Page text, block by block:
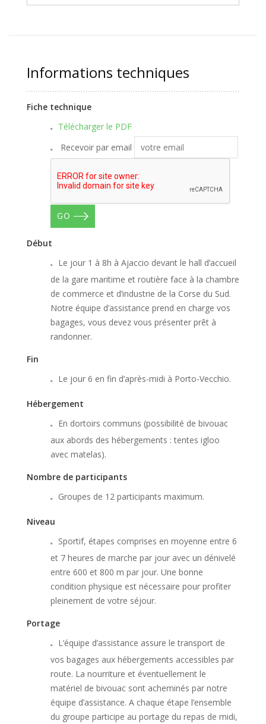
Informations techniques
Fiche technique
Télécharger le PDF
Recevoir par email
GO
Début
Le jour 1 à 8h à Ajaccio devant le hall d’accueil
de la gare maritime et routière face à la chambre
de commerce et d’industrie de la Corse du Sud.
Notre équipe d’assistance prend en charge vos
bagages, vous devez vous présenter prêt à
randonner.
Fin
Le jour 6 en fin d’après-midi à Porto-Vecchio.
Hébergement
En dortoirs communs (possibilité de bivouac
aux abords des hébergements : tentes igloo
avec matelas).
Nombre de participants
Groupes de 12 participants maximum.
Niveau
Sportif, étapes comprises en moyenne entre 6
et 7 heures de marche par jour avec un dénivelé
entre 600 et 800 m par jour. Une bonne
condition physique est nécessaire pour profiter
pleinement de votre séjour.
Portage
L’équipe d’assistance assure le transport de
vos bagages aux hébergements accessibles par
route. La nourriture et éventuellement le
matériel de bivouac sont acheminés par notre
équipe d’assistance. A chaque étape l’ensemble
du groupe participe au portage du repas de midi,